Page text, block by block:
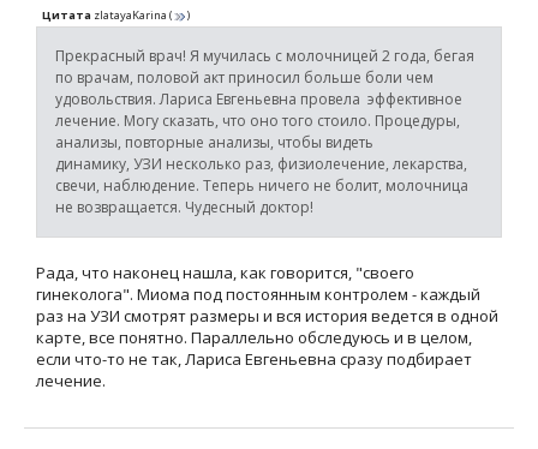
Цитата zlatayaKarina ( )
Прекрасный врач! Я мучилась с молочницей 2 года, бегая
по врачам, половой акт приносил больше боли чем
удовольствия. Лариса Евгеньевна провела эффективное
лечение. Могу сказать, что оно того стоило. Процедуры,
анализы, повторные анализы, чтобы видеть
динамику, УЗИ несколько раз, физиолечение, лекарства,
свечи, наблюдение. Теперь ничего не болит, молочница
не возвращается. Чудесный доктор!
Рада, что наконец нашла, как говорится, "своего
гинеколога". Миома под постоянным контролем - каждый
раз на УЗИ смотрят размеры и вся история ведется в одной
карте, все понятно. Параллельно обследуюсь и в целом,
если что-то не так, Лариса Евгеньевна сразу подбирает
лечение.